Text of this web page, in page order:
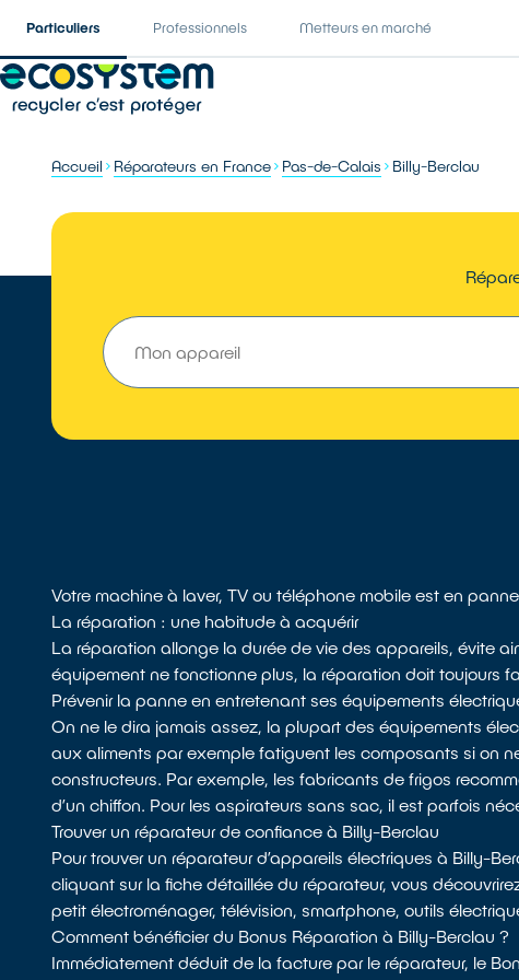
Particuliers Professionnels Metteurs en marché
Accueil Réparateurs en France Pas-de-Calais Billy-Berclau
Votre machine à laver, TV ou téléphone mobile est en
La réparation : une habitude à acquérir
La réparation allonge la durée de vie des appareils, évite
équipement ne fonctionne plus, la réparation doit toujours
Prévenir la panne en entretenant ses équipements
On ne le dira jamais assez, la plupart des équipements
aux aliments par exemple fatiguent les composants si on
constructeurs. Par exemple, les fabricants de frigos
d’un chiffon. Pour les aspirateurs sans sac, il est parfois
Trouver un réparateur de confiance à Billy-Berclau
Pour trouver un réparateur d’appareils électriques à Billy-
cliquant sur la fiche détaillée du réparateur, vous
petit électroménager, télévision, smartphone, outils
Comment bénéficier du Bonus Réparation à Billy-Berclau ?
Immédiatement déduit de la facture par le réparateur, le